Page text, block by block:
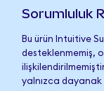
Sorumluluk
Bu ürün Intuitive
desteklenmemiş,
yalnızca dayanak